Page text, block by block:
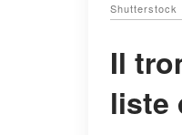
Shutterstock
Il
liste